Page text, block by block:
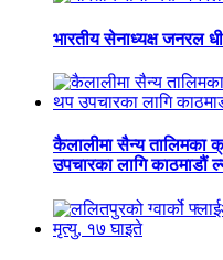
भारतीय सेनाध्यक्ष जनरल
कैलालीमा सैन्य तालिमका
उपचारका लागि काठमाडौं